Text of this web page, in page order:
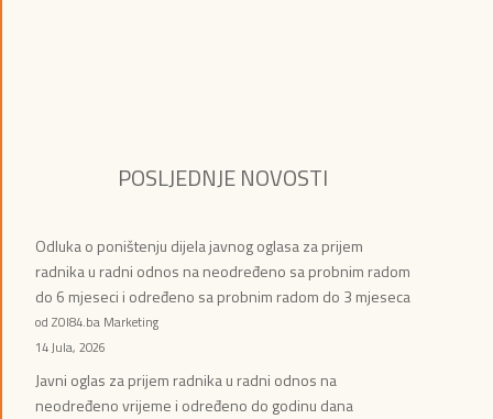
POSLJEDNJE NOVOSTI
Odluka o poništenju dijela javnog oglasa za prijem
radnika u radni odnos na neodređeno sa probnim radom
do 6 mjeseci i određeno sa probnim radom do 3 mjeseca
od ZOI84.ba Marketing
14 Jula, 2026
Javni oglas za prijem radnika u radni odnos na
neodređeno vrijeme i određeno do godinu dana